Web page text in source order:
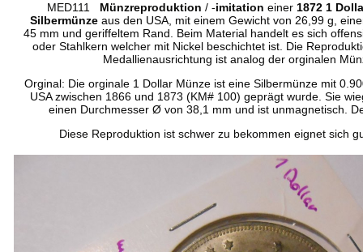
MED111 Münzreproduktion / -imitation einer 1872 1
Silbermünze aus den USA, mit einem Gewicht von 26,99 g,
45 mm und geriffeltem Rand. Beim Material handelt es sich
oder Stahlkern welcher mit Nickel beschichtet ist. Die
Medallienausrichtung ist analog der orginalen
Orginal: Die orginale 1 Dollar Münze ist eine Silbermünze mit
USA zwischen 1866 und 1873 (KM# 100) geprägt wurde. Sie
einen Durchmesser Øvon 38,1 mm und ist unmagnetisch.
Diese Reproduktion ist schwer zu bekommen eignet sich